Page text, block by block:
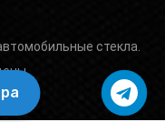
стекла.